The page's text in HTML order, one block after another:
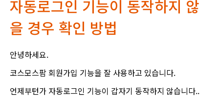
자동로그인 기능이 동작하지 않
을 경우 확인 방법
안녕하세요.
코스모스팜 회원가입 기능을 잘 사용하고 있습니다.
언제부턴가 자동로그인 기능이 갑자기 동작하지 않습니다..